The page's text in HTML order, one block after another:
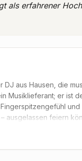
als erfahrener
aus Hausen, die
Musiklieferant; er ist
ausgelassen feiern
zum Dinner,